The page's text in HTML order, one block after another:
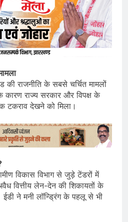
की राजनीति के सबसे चर्चित मामलों
राज्य सरकार और विपक्ष के
टकराव देखने को मिला।
विकास विभाग से जुड़े टेंडरों में
वित्तीय लेन-देन की शिकायतों के
ने मनी लॉन्ड्रिंग के पहलू से भी